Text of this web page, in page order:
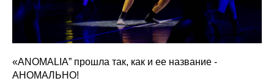
«ANOMALIA” прошла так, как и ее название -
АНОМАЛЬНО!